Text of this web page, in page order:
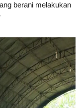
berani melakukan